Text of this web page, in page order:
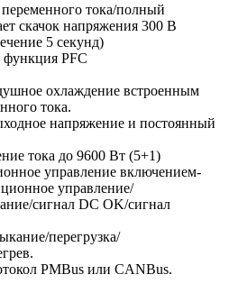
тока/полный
скачок напряжения 300 В
5 секунд)
функция PFC
охлаждение встроенным
тока.
напряжение и постоянный
тока до 9600 Вт (5+1)
управление включением-
управление/
сигнал DC OK/сигнал
перегрузка/
PMBus или CANBus.